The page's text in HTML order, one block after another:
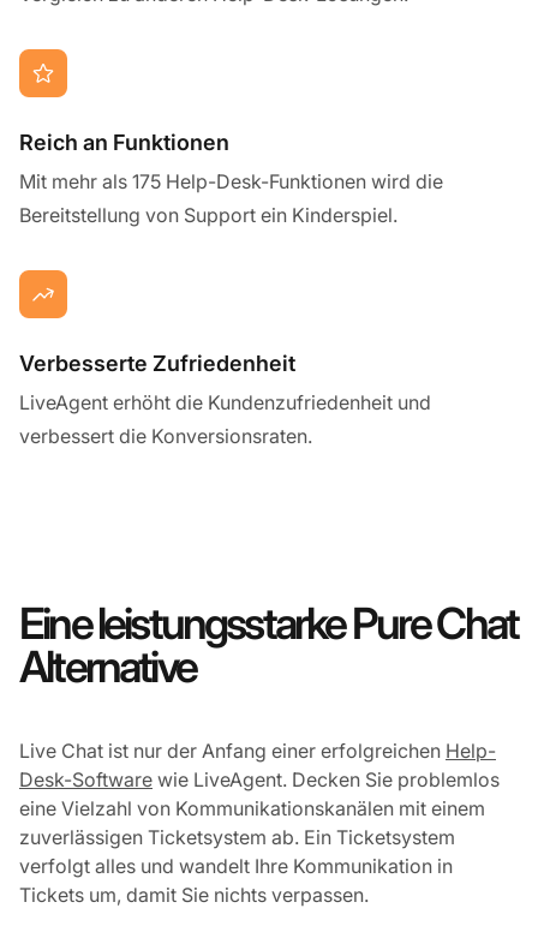
Reich an Funktionen
Mit mehr als 175 Help-Desk-Funktionen wird die
Bereitstellung von Support ein Kinderspiel.
Verbesserte Zufriedenheit
LiveAgent erhöht die Kundenzufriedenheit und
verbessert die Konversionsraten.
Eine leistungsstarke Pure Chat
Alternative
Live Chat ist nur der Anfang einer erfolgreichen Help-
Desk-Software wie LiveAgent. Decken Sie problemlos
eine Vielzahl von Kommunikationskanälen mit einem
zuverlässigen Ticketsystem ab. Ein Ticketsystem
verfolgt alles und wandelt Ihre Kommunikation in
Tickets um, damit Sie nichts verpassen.